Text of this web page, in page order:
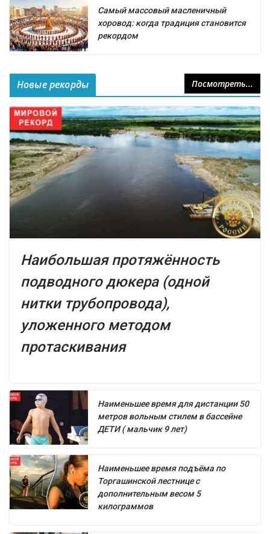
Самый массовый масленичный
хоровод: когда традиция становится
рекордом
Новые рекорды Посмотреть...
Наибольшая протяжённость
подводного дюкера (одной
нитки трубопровода),
уложенного методом
протаскивания
Наименьшее время для дистанции 50
метров вольным стилем в бассейне
ДЕТИ ( мальчик 9 лет)
Наименьшее время подъёма по
Торгашинской лестнице с
дополнительным весом 5
килограммов